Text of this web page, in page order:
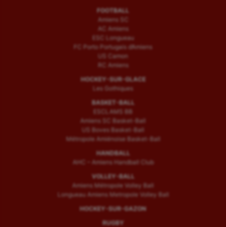
FOOTBALL
Amiens SC
AC Amiens
ESC Longueau
FC Porto Portugais d’Amiens
US Camon
RC Amiens
HOCKEY-SUR-GLACE
Les Gothiques
BASKET-BALL
ESCLAMS BB
Amiens SC Basket-Ball
US Boves Basket-Ball
Métropole Amiénoise Basket-Ball
HANDBALL
AHC – Amiens Handball Club
VOLLEY-BALL
Amiens Métropole Volley Ball
Longueau Amiens Metropole Volley Ball
HOCKEY-SUR-GAZON
RUGBY